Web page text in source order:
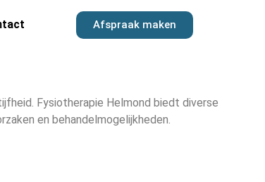
Afspraak maken
Fysiotherapie Helmond biedt diverse
en behandelmogelijkheden.